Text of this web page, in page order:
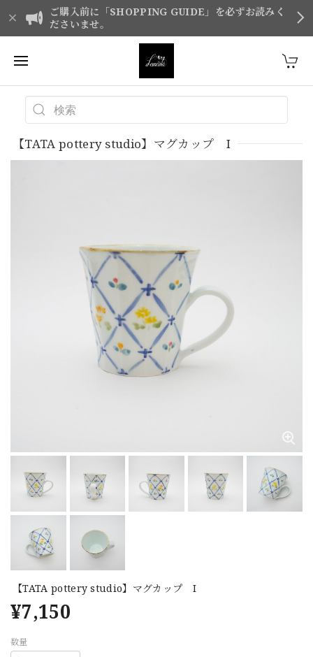
ご購入前に「SHOPPING GUIDE」を必ずお読みく
ださいませ。
【TATA pottery studio】マグカップ I
【TATA pottery studio】マグカップ I
¥7,150
数量